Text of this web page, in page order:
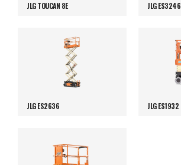
JLG TOUCAN 8E JLG ES3246
JLG ES2636 JLG ES1932